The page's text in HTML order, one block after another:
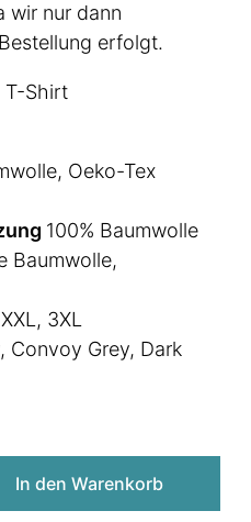
wir nur dann
erfolgt.
T-Shirt
Oeko-Tex
100% Baumwolle
Baumwolle,
3XL
Convoy Grey, Dark